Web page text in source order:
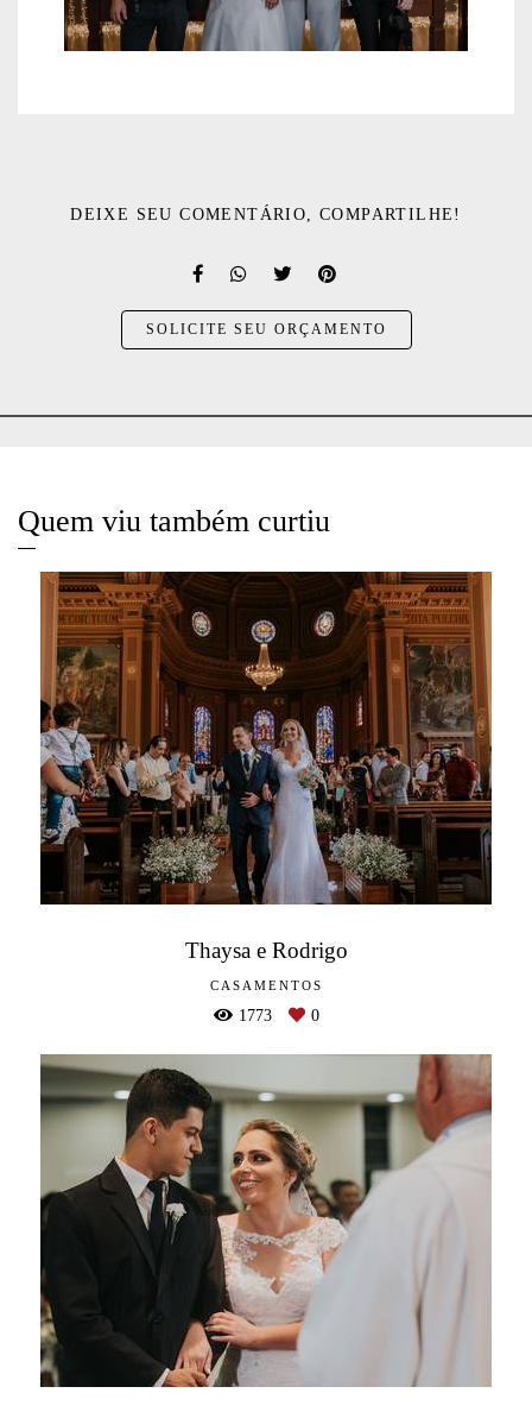
DEIXE SEU COMENTÁRIO, COMPARTILHE!
SOLICITE SEU ORÇAMENTO
Quem viu também curtiu
Thaysa e Rodrigo
CASAMENTOS
1773 0